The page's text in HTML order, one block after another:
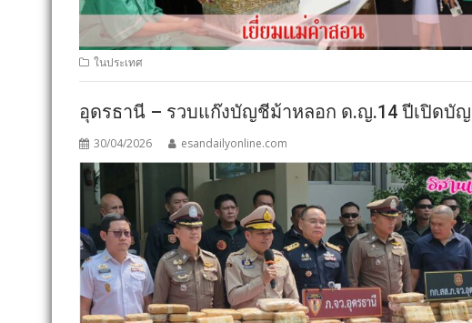
ในประเทศ
อุดรธานี – รวบแก๊งบัญชีม้าหลอก ด.ญ.14 ปีเปิดบัญ
30/04/2026 esandailyonline.com